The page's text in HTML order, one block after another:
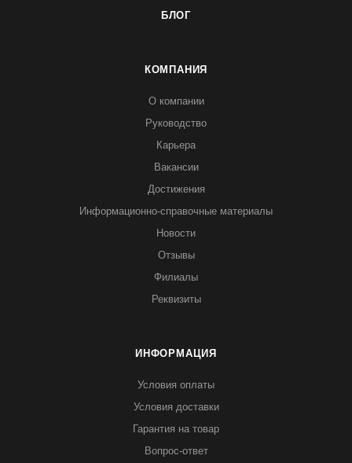
БЛОГ
КОМПАНИЯ
О компании
Руководство
Карьера
Вакансии
Достижения
Информационно-справочные материалы
Новости
Отзывы
Филиалы
Реквизиты
ИНФОРМАЦИЯ
Условия оплаты
Условия доставки
Гарантия на товар
Вопрос-ответ